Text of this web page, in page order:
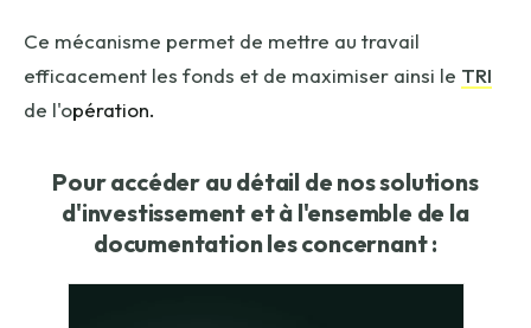
Ce mécanisme permet de mettre au travail
efficacement les fonds et de maximiser ainsi le TRI
de l'opération.
Pour accéder au détail de nos solutions
d'investissement et à l'ensemble de la
documentation les concernant :